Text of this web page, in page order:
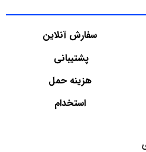
سفارش آنلاین
پشتیبانی
هزینه حمل
استخدام